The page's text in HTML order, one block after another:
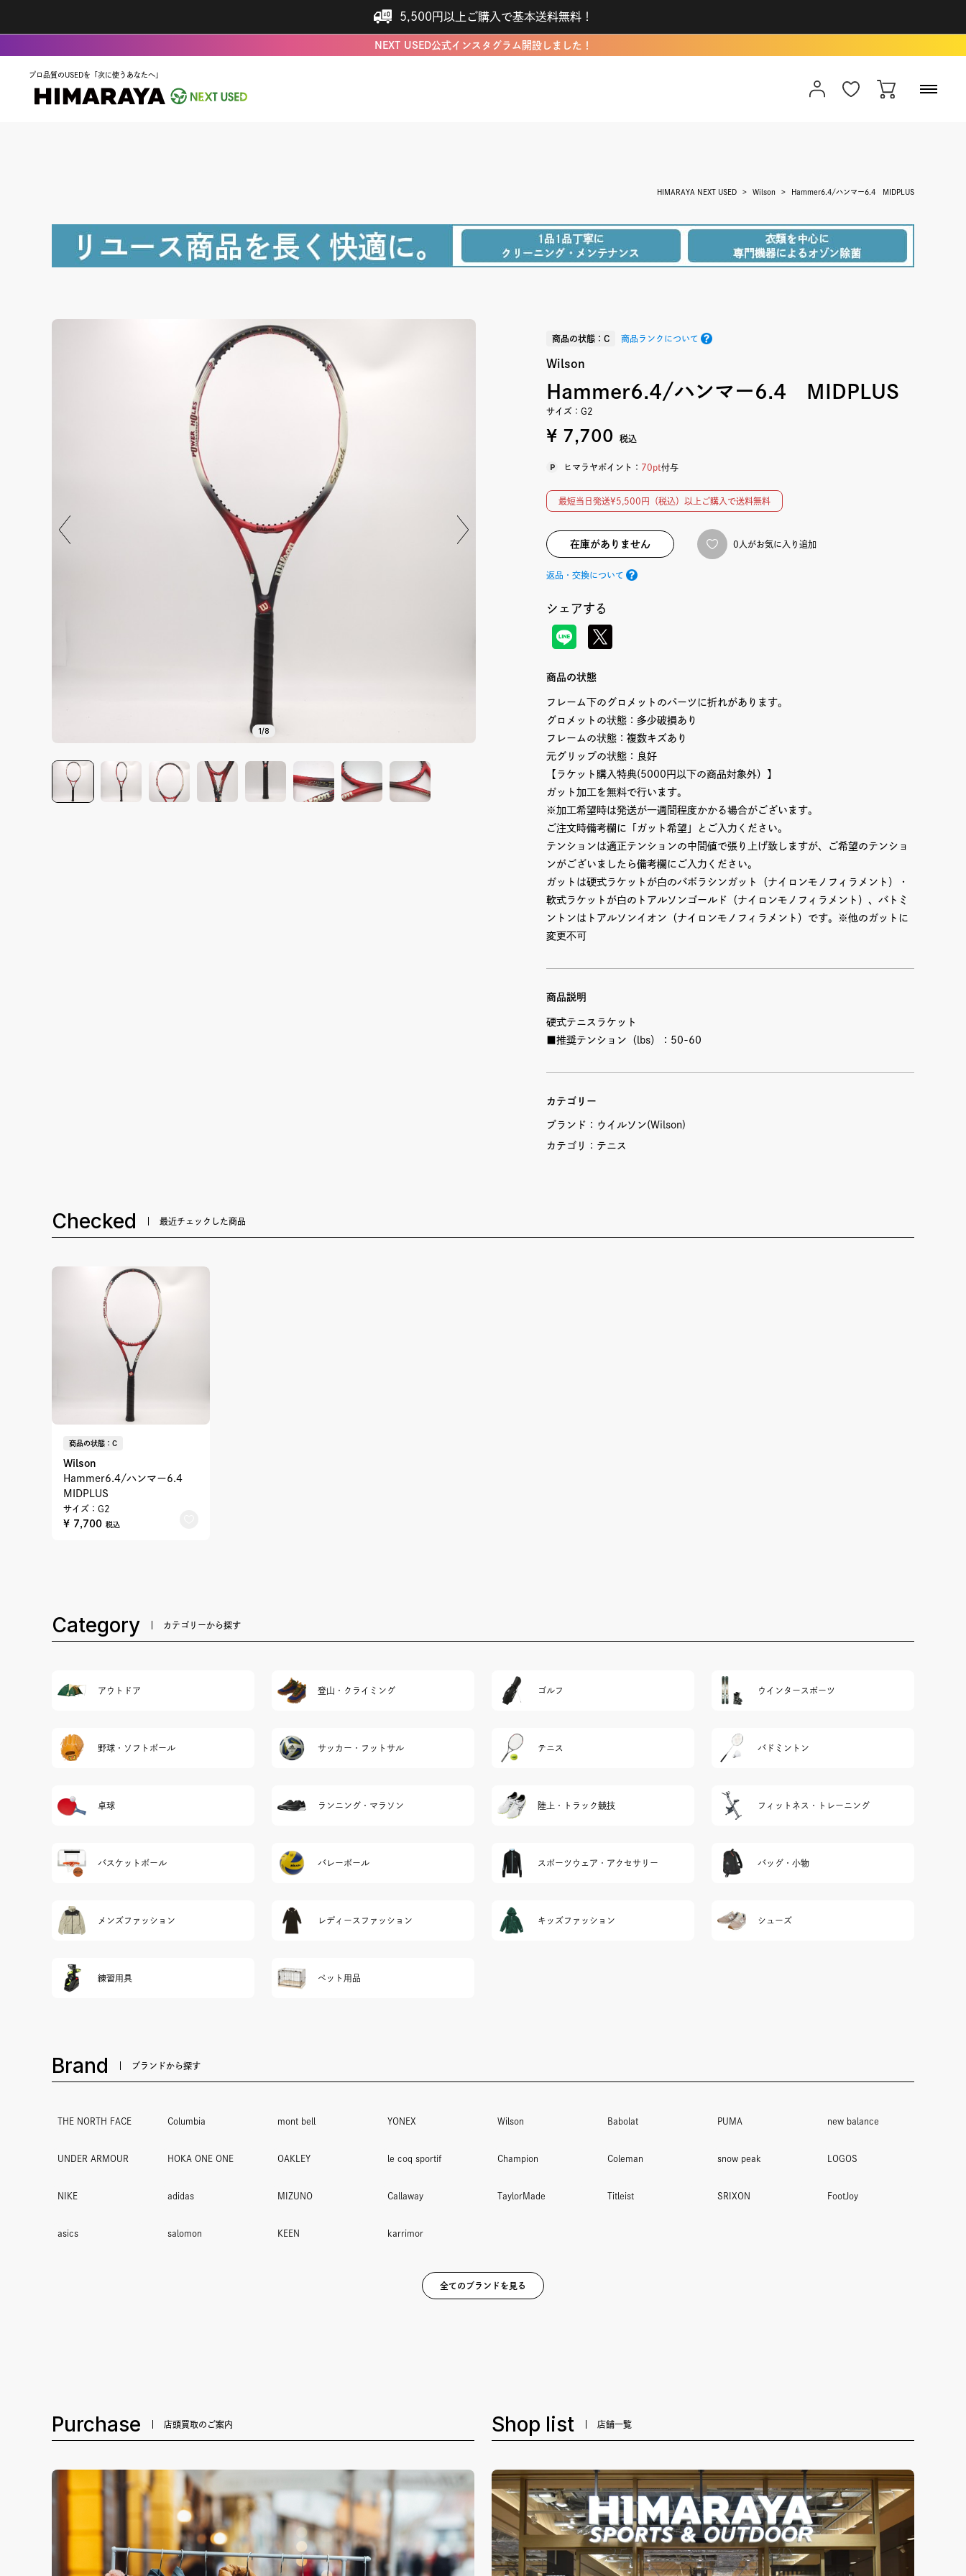
5,500円以上ご購入で基本送料無料！
NEXT USED公式インスタグラム開設しました！
プロ品質のUSEDを「次に使うあなたへ」
HIMARAYA NEXT USED Wilson Hammer6.4/ハンマー6.4 MIDPLUS
1/8
商品の状態：C 商品ランクについて
Wilson
Hammer6.4/ハンマー6.4 MIDPLUS
サイズ：G2
¥ 7,700 税込
ヒマラヤポイント： 70pt付与
最短当日発送¥5,500円（税込）以上ご購入で送料無料
在庫がありません 0人がお気に入り追加
返品・交換について
シェアする
商品の状態
フレーム下のグロメットのパーツに折れがあります。
グロメットの状態：多少破損あり
フレームの状態：複数キズあり
元グリップの状態：良好
【ラケット購入特典(5000円以下の商品対象外）】
ガット加工を無料で行います。
※加工希望時は発送が一週間程度かかる場合がございます。
ご注文時備考欄に「ガット希望」とご入力ください。
テンションは適正テンションの中間値で張り上げ致しますが、ご希望のテンショ
ンがございましたら備考欄にご入力ください。
ガットは硬式ラケットが白のバボラシンガット（ナイロンモノフィラメント）・
軟式ラケットが白のトアルソンゴールド（ナイロンモノフィラメント）、バトミ
ントンはトアルソンイオン（ナイロンモノフィラメント）です。※他のガットに
変更不可
商品説明
硬式テニスラケット
■推奨テンション（lbs）：50-60
カテゴリー
ブランド： ウイルソン(Wilson)
カテゴリ： テニス
Checked 最近チェックした商品
商品の状態：C
Wilson
Hammer6.4/ハンマー6.4
MIDPLUS
サイズ：G2
¥ 7,700 税込
Category カテゴリーから探す
アウトドア 登山・クライミング ゴルフ ウインタースポーツ
野球・ソフトボール サッカー・フットサル テニス バドミントン
卓球 ランニング・マラソン 陸上・トラック競技 フィットネス・トレーニング
バスケットボール バレーボール スポーツウェア・アクセサリー バッグ・小物
メンズファッション レディースファッション キッズファッション シューズ
練習用具 ペット用品
Brand ブランドから探す
THE NORTH FACE Columbia mont bell YONEX Wilson Babolat PUMA new balance
UNDER ARMOUR HOKA ONE ONE OAKLEY le coq sportif Champion Coleman snow peak LOGOS
NIKE adidas MIZUNO Callaway TaylorMade Titleist SRIXON FootJoy
asics salomon KEEN karrimor
全てのブランドを見る
Purchase 店頭買取のご案内 Shop list 店舗一覧